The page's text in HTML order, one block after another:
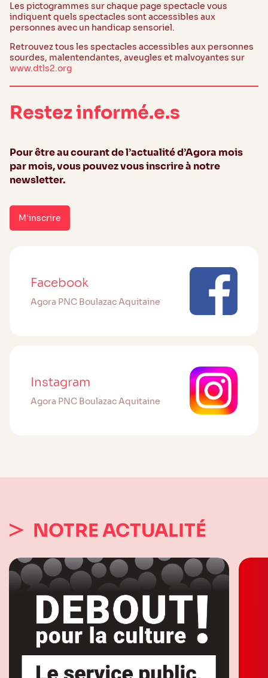
Les pictogrammes sur chaque page spectacle vous
indiquent quels spectacles sont accessibles aux
personnes avec un handicap sensoriel.
Retrouvez tous les spectacles accessibles aux personnes
sourdes, malentendantes, aveugles et malvoyantes sur
www.dtls2.org
Restez informé.e.s
Pour être au courant de l’actualité d’Agora mois
par mois, vous pouvez vous inscrire à notre
newsletter.
M'inscrire
Facebook
Agora PNC Boulazac Aquitaine
Instagram
Agora PNC Boulazac Aquitaine
NOTRE ACTUALITÉ